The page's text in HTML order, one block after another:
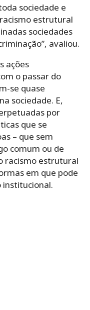
sociedade e
estrutural
sociedades
avaliou.
ações
o passar do
se quase
sociedade. E,
por
que se
– que sem
comum ou de
racismo estrutural
em que pode
institucional.